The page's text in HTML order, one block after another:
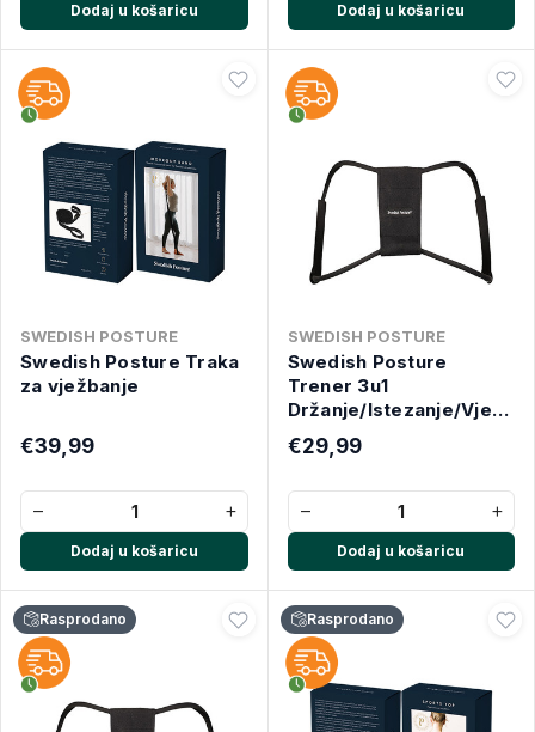
Dodaj u košaricu Dodaj u košaricu
SWEDISH POSTURE
Swedish Posture Traka
za vježbanje
€39,99
− +
Dodaj u košaricu
SWEDISH POSTURE
Swedish Posture
Trener 3u1
Držanje/Istezanje/
jačina JAKO
€29,99
− +
Dodaj u košaricu
Rasprodano Rasprodano